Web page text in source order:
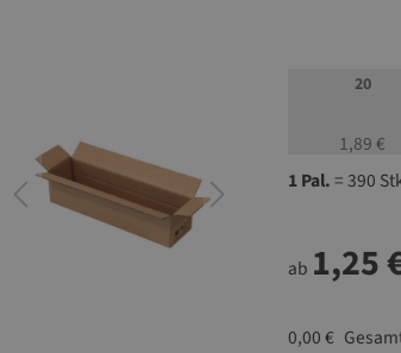
20
1,89 €
1 Pal.= 390
ab 1,25
0,00 €